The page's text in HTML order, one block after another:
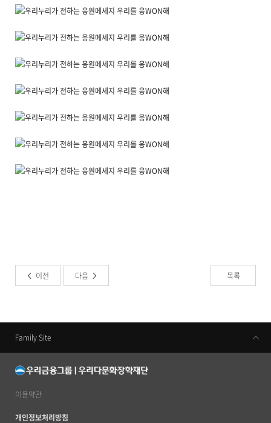
이전 다음 목록
이용약관
개인정보처리방침
Family Site
우리금융지주
우리은행
동양생명
우리카드